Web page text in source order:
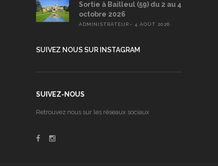
Sortie à Bailleul (59) du 2 au 4
octobre 2026
ADMINISTRATEUR 4 AOÛT 2026
SUIVEZ NOUS SUR INSTAGRAM
SUIVEZ-NOUS
Retrouvez nous sur les réseaux sociaux